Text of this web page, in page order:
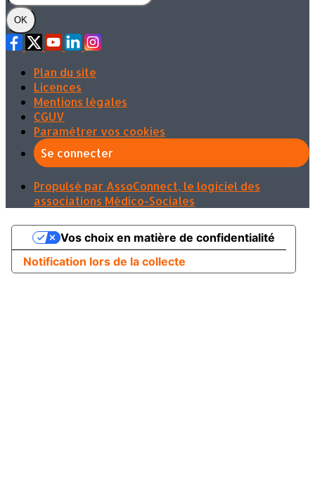
OK
Plan du site
Licences
Mentions légales
CGUV
Paramétrer vos cookies
Se connecter
Propulsé par AssoConnect, le logiciel des
associations Médico-Sociales
Notification lors de la collecte
Vos choix en matière de confidentialité